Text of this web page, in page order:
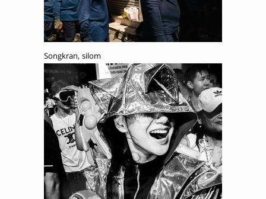
Songkran, silom